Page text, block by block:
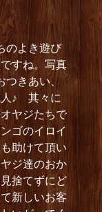
のよき遊び
すね。写真
つきあい、
人♪ 其々に
ヤジたちで
ゴのイロイ
助けて頂い
ジ達のおか
捨てずにど
新しいお客